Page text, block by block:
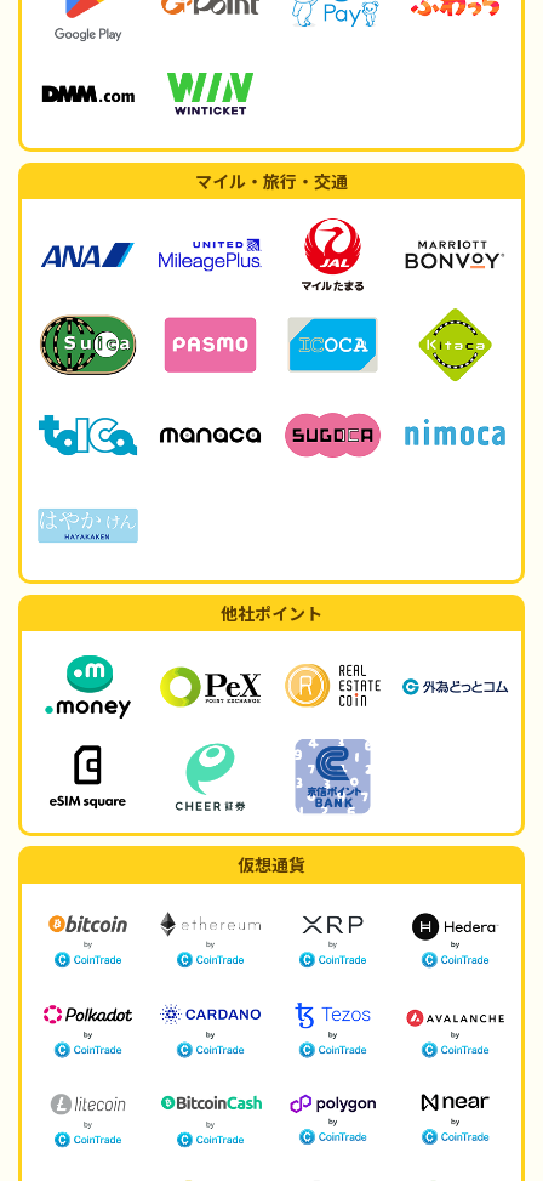
マイル・旅行・交通
他社ポイント
仮想通貨